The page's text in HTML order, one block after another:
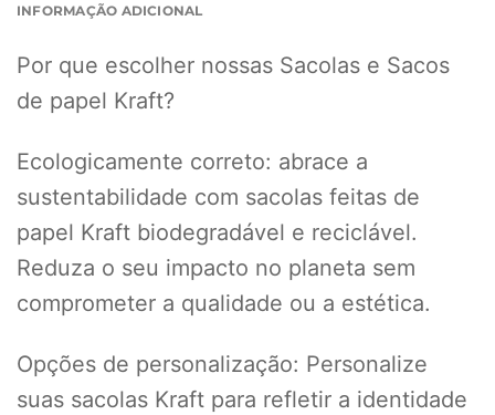
INFORMAÇÃO ADICIONAL
Por que escolher nossas Sacolas e Sacos
de papel Kraft?
Ecologicamente correto: abrace a
sustentabilidade com sacolas feitas de
papel Kraft biodegradável e reciclável.
Reduza o seu impacto no planeta sem
comprometer a qualidade ou a estética.
Opções de personalização: Personalize
suas sacolas Kraft para refletir a identidade